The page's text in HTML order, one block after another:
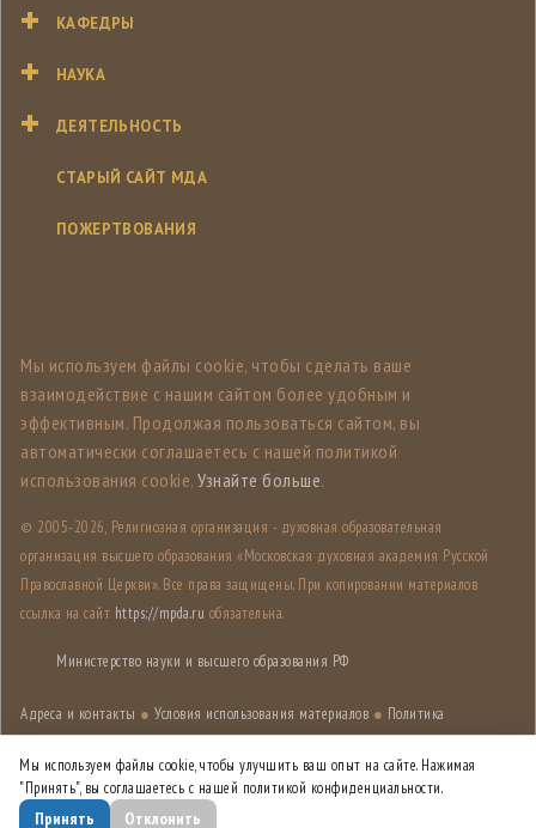
КАФЕДРЫ
НАУКА
ДЕЯТЕЛЬНОСТЬ
СТАРЫЙ САЙТ МДА
ПОЖЕРТВОВАНИЯ
Мы используем файлы cookie, чтобы сделать ваше
взаимодействие с нашим сайтом более удобным и
эффективным. Продолжая пользоваться сайтом, вы
автоматически соглашаетесь с нашей политикой
использования cookie. Узнайте больше.
© 2005-2026, Религиозная организация - духовная образовательная
организация высшего образования «Московская духовная академия Русской
Православной Церкви». Все права защищены. При копировании материалов
ссылка на сайт https://mpda.ru обязательна.
Министерство науки и высшего образования РФ
Адреса и контакты ● Условия использования материалов ● Политика
конфиденциальности●Карта сайта
Дизайн разработанЛабораторией дизайна НИУ ВШЭ
Мы используем файлы cookie, чтобы улучшить ваш опыт на сайте. Нажимая
"Принять", вы соглашаетесь с нашей политикой конфиденциальности.
Принять Отклонить